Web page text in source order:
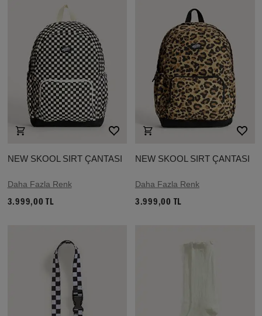
NEW SKOOL SIRT ÇANTASI
Daha Fazla Renk
3.999,00 TL
NEW SKOOL SIRT ÇANTASI
Daha Fazla Renk
3.999,00 TL